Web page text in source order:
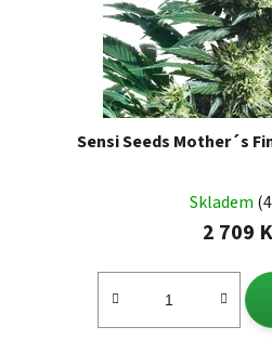
Sensi Seeds Mother´s
Skladem
2 709